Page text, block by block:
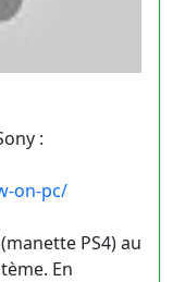
:
on-pc/
PS4) au
En